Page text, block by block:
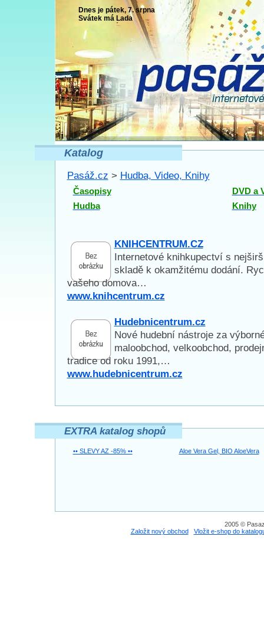
Dnes je pátek, 7. srpna
Svátek má Lada
Katalog
Pasáž.cz > Hudba, Video, Knihy
Časopisy
DVD a
Hudba
Knihy
KNIHCENTRUM.CZ
Internetové knihkupectví s
skladě k okamžitému dodání.
vašeho domova…
www.knihcentrum.cz
Hudebnicentrum.cz
Nové hudební nástroje za
maloobchod, velkoobchod,
tradice od roku 1991,…
www.hudebnicentrum.cz
EXTRA katalog shopů
•• SLEVY AZ -85% •• Aloe Vera Gel, BIO AloeVera
2005 ©
Založit nový obchod
Vložit e-shop do